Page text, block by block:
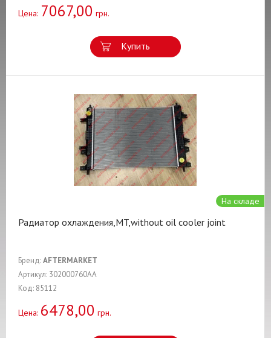
Цена: 7067,00 грн.
Купить
На складе
Радиатор охлаждения,MT,without oil cooler joint
Бренд:AFTERMARKET
Артикул: 302000760AA
Код: 85112
Цена: 6478,00 грн.